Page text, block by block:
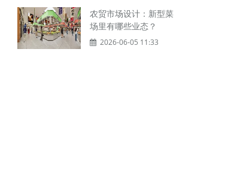
农贸市场设计：新型菜
场里有哪些业态？
2026-06-05 11:33